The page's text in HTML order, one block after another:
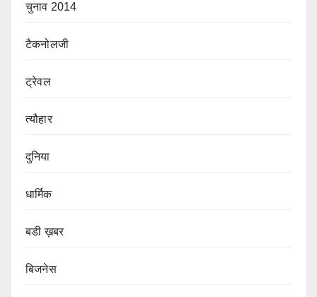
चुनाव 2014
टैकनोलजी
ट्रेवल
त्यौहार
दुनिया
धार्मिक
बडी ख़बर
बिजनेस